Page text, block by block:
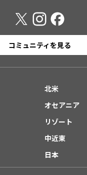
コミュニティを見る
北米
オセアニア
リゾート
中近東
日本